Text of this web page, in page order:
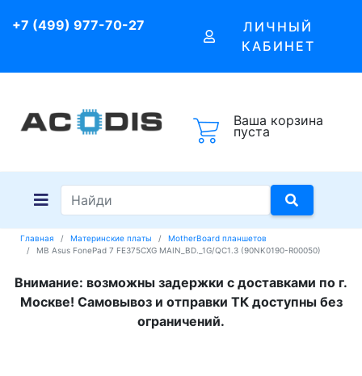
+7 (499) 977-70-27
ЛИЧНЫЙ
КАБИНЕТ
Ваша корзина
пуста
Главная Материнские платы
MotherBoard планшетов
MB Asus FonePad 7 FE375CXG MAIN_BD._1G/QC1.3 (90NK0190-R00050)
Внимание: возможны задержки с доставками по г.
Москве! Самовывоз и отправки ТК доступны без
ограничений.